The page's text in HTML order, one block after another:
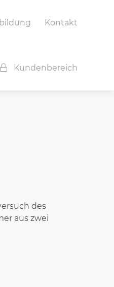
Kontakt
Kundenbereich
des
aus zwei